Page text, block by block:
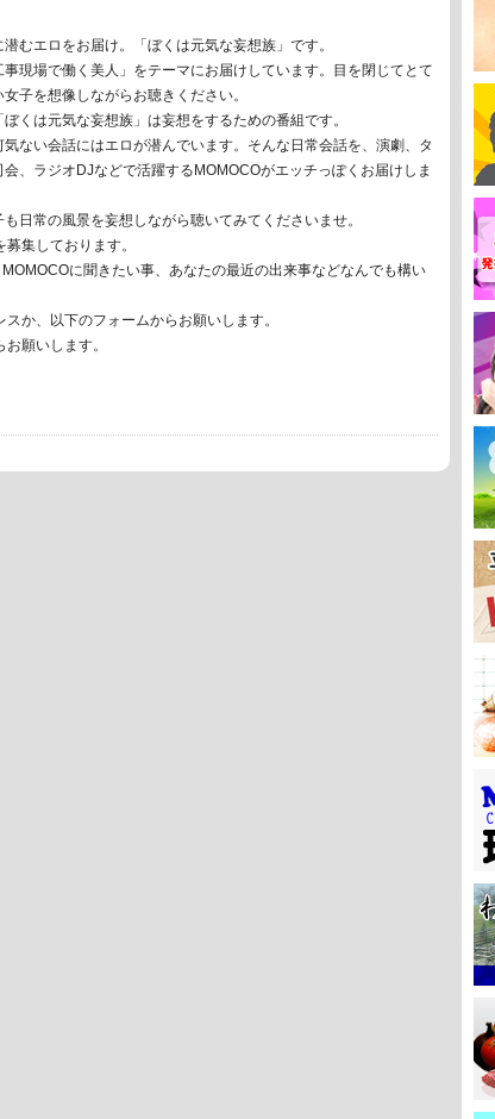
潜むエロをお届け。「ぼくは元気な妄想族」です。
事現場で働く美人」をテーマにお届けしています。目を閉じてとて
女子を想像しながらお聴きください。
ぼくは元気な妄想族」は妄想をするための番組です。
気ない会話にはエロが潜んでいます。そんな日常会話を、演劇、タ
会、ラジオDJなどで活躍するMOMOCOがエッチっぽくお届けしま
も日常の風景を妄想しながら聴いてみてくださいませ。
集しております。
に聞きたい事、あなたの最近の出来事などなんでも構い
か、以下のフォームからお願いします。
願いします。